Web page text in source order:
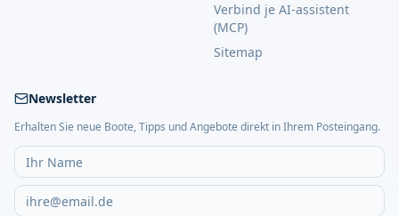
Verbind je AI-assistent
(MCP)
Sitemap
Newsletter
Erhalten Sie neue Boote, Tipps und Angebote direkt in Ihrem Posteingang.